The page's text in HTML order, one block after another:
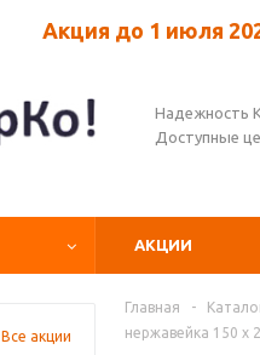
Акция до 1 июля
Надежность
Доступные
АКЦИИ
Все акции
Главная -
нержавейка 150 х